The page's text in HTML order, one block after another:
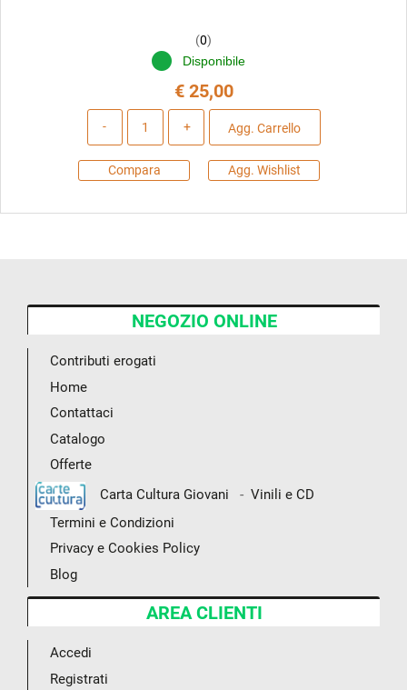
(0)
Disponibile
€ 25,00
Agg. Carrello
Compara Agg. Wishlist
NEGOZIO ONLINE
Contributi erogati
Home
Contattaci
Catalogo
Offerte
Carta Cultura Giovani
- Vinili e CD
Termini e Condizioni
Privacy e Cookies Policy
Blog
AREA CLIENTI
Accedi
Registrati